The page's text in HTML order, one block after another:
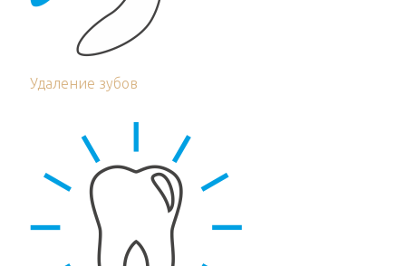
Удаление зубов